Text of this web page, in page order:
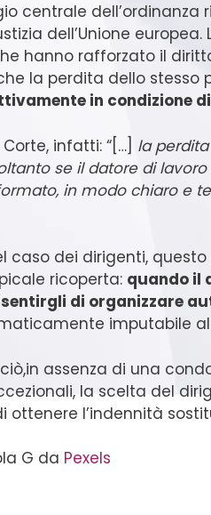
centrale
dell’Unione
hanno rafforzato il
la perdita dello stesso
in condizione
infatti: “[…] la
se il datore di
in modo chiaro e
caso dei dirigenti,
ricoperta: quando il
di organizzare
imputabile
assenza di una
la scelta del
ottenere l’indennità
G da Pexels